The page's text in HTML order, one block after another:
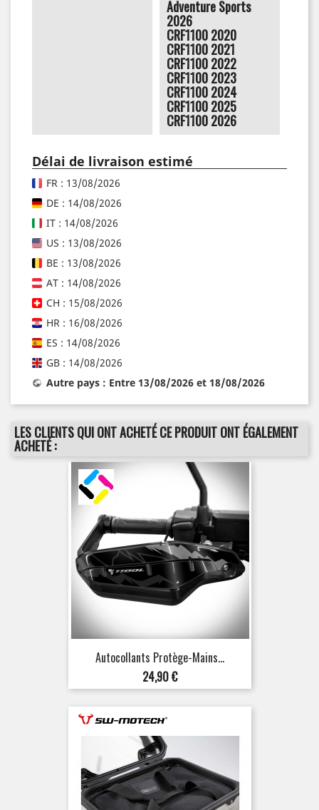
Adventure Sports
2026
CRF1100 2020
CRF1100 2021
CRF1100 2022
CRF1100 2023
CRF1100 2024
CRF1100 2025
CRF1100 2026
Délai de livraison estimé
FR : 13/08/2026
DE : 14/08/2026
IT : 14/08/2026
US : 13/08/2026
BE : 13/08/2026
AT : 14/08/2026
CH : 15/08/2026
HR : 16/08/2026
ES : 14/08/2026
GB : 14/08/2026
Autre pays : Entre 13/08/2026 et 18/08/2026
LES CLIENTS QUI ONT ACHETÉ CE PRODUIT ONT ÉGALEMENT
ACHETÉ :
Autocollants Protège-Mains...
Prix
24,90 €